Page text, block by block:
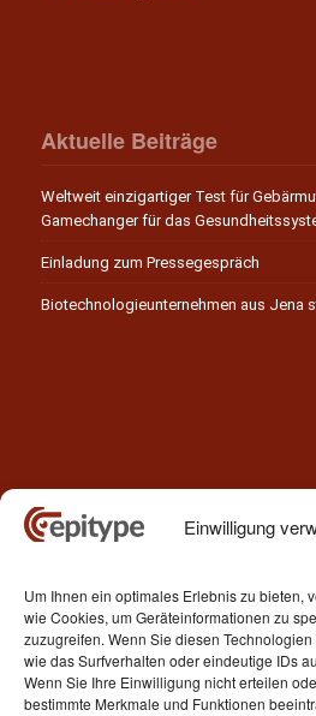
Einwilligung
Um Ihnen ein optimales Erlebnis zu bieten,
wie Cookies, um Geräteinformationen zu
zuzugreifen. Wenn Sie diesen
wie das Surfverhalten oder eindeutige IDs
Wenn Sie Ihre Einwilligung nicht erteilen
bestimmte Merkmale und Funktionen
Aktuelle Beiträge
Weltweit einzigartiger Test für
Gamechanger für das
Einladung zum Pressegespräch
Biotechnologieunternehmen aus Jena
Kontakt
Epitype GmbH
Löbstedter Str. 41
07749 Jena
Germany